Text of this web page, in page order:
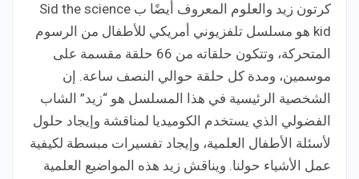
كرتون زيد والعلوم المعروف أيضًا ب Sid the science
kid هو مسلسل تلفزيوني أمريكي للأطفال من الرسوم
المتحركة، وتتكون حلقاته من 66 حلقة مقسمة على
موسمين، ومدة كل حلقة حوالي النصف ساعة. إن
الشخصية الرئيسية في هذا المسلسل هو “زيد” الشاب
الفضولي الذي يستخدم الكوميديا لمناقشة وإيجاد حلول
لأسئلة الأطفال العلمية، وإيجاد تفسيرات مبسطة لكيفية
عمل الأشياء حولنا. ويناقش زيد هذه المواضيع العلمية